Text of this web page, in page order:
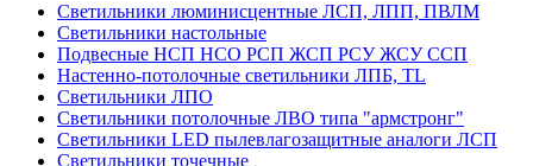
Светильники люминисцентные ЛСП, ЛПП, ПВЛМ
Светильники настольные
Подвесные НСП НСО РСП ЖСП РСУ ЖСУ ССП
Настенно-потолочные светильники ЛПБ, TL
Светильники ЛПО
Светильники потолочные ЛВО типа "армстронг"
Светильники LED пылевлагозащитные аналоги ЛСП
Светильники точечные